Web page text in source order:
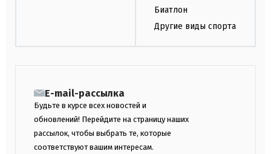
Биатлон
Другие виды спорта
E-mail-рассылка
Будьте в курсе всех новостей и
обновлений! Перейдите на страницу наших
рассылок, чтобы выбрать те, которые
соответствуют вашим интересам.